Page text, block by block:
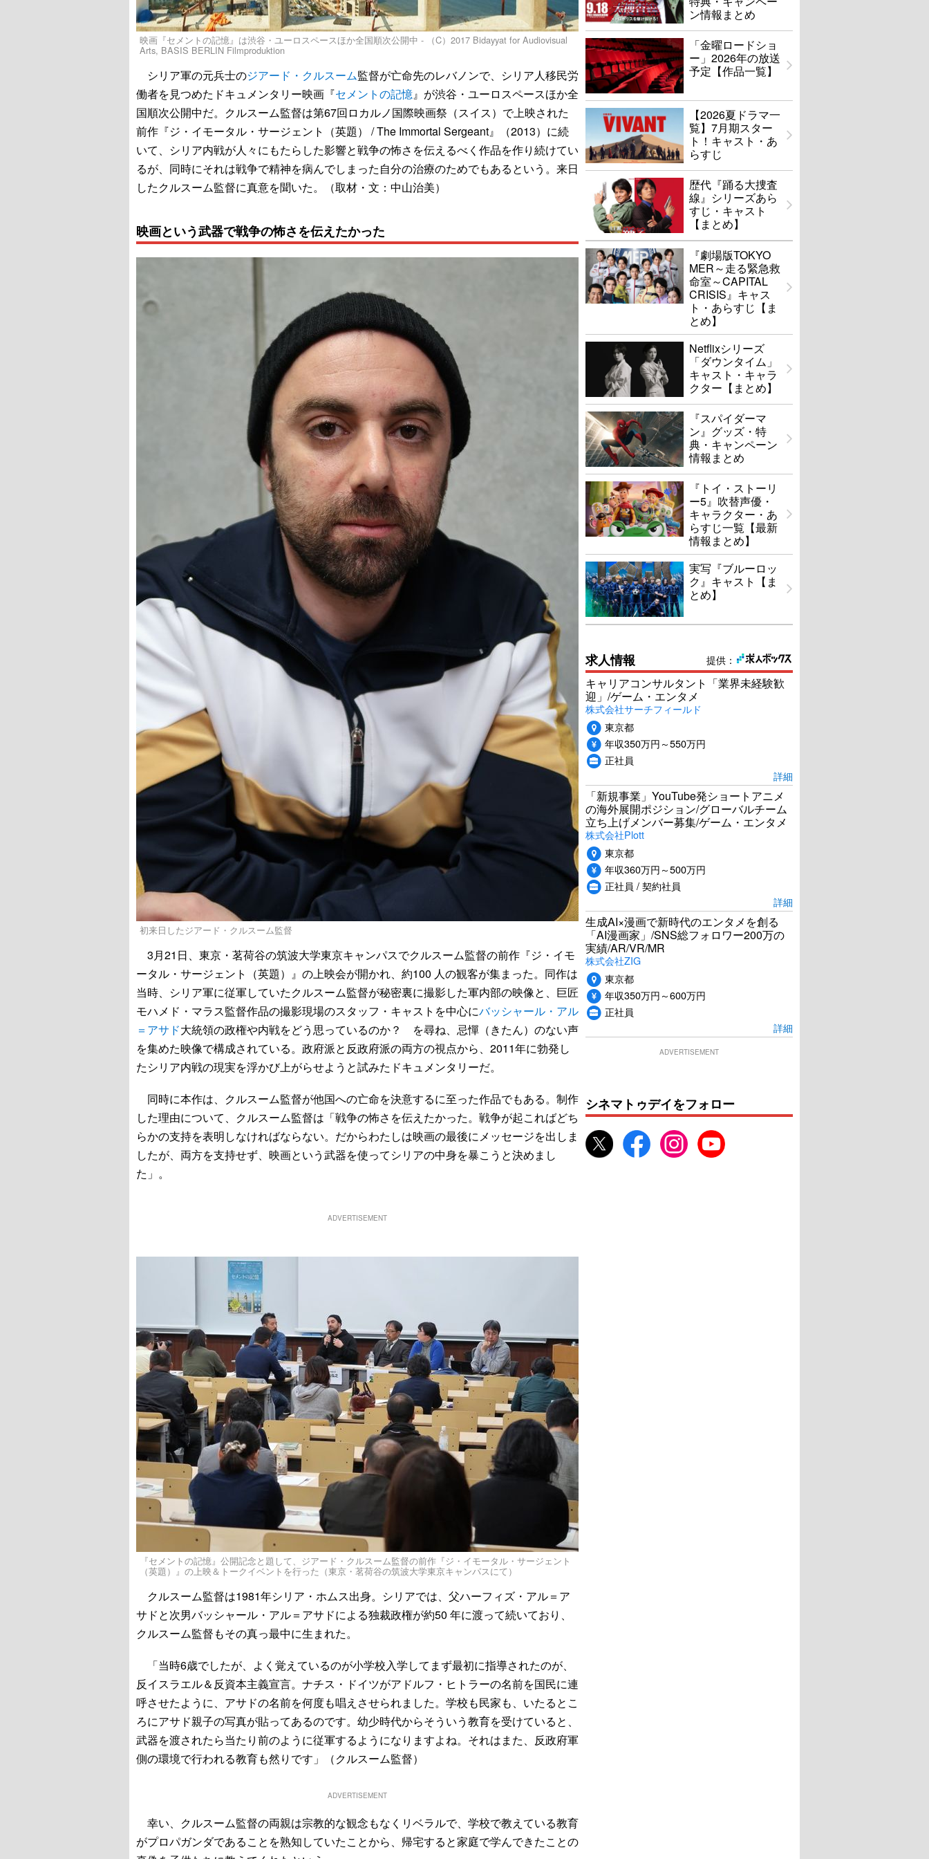
映画『セメントの記憶』は渋谷・ユーロスペースほか全国順次公開中 - （C）2017 Bidayyat for Audiovisual
Arts, BASIS BERLIN Filmproduktion
シリア軍の元兵士のジアード・クルスーム監督が亡命先のレバノンで、シリア人移民労
働者を見つめたドキュメンタリー映画『セメントの記憶』が渋谷・ユーロスペースほか全
国順次公開中だ。クルスーム監督は第67回ロカルノ国際映画祭（スイス）で上映された
前作『ジ・イモータル・サージェント（英題） / The Immortal Sergeant』（2013）に続
いて、シリア内戦が人々にもたらした影響と戦争の怖さを伝えるべく作品を作り続けてい
るが、同時にそれは戦争で精神を病んでしまった自分の治療のためでもあるという。来日
したクルスーム監督に真意を聞いた。（取材・文：中山治美）
映画という武器で戦争の怖さを伝えたかった
初来日したジアード・クルスーム監督
3月21日、東京・茗荷谷の筑波大学東京キャンパスでクルスーム監督の前作『ジ・イモ
ータル・サージェント（英題）』の上映会が開かれ、約100 人の観客が集まった。同作は
当時、シリア軍に従軍していたクルスーム監督が秘密裏に撮影した軍内部の映像と、巨匠
モハメド・マラス監督作品の撮影現場のスタッフ・キャストを中心にバッシャール・アル
＝アサド大統領の政権や内戦をどう思っているのか？ を尋ね、忌憚（きたん）のない声
を集めた映像で構成されている。政府派と反政府派の両方の視点から、2011年に勃発し
たシリア内戦の現実を浮かび上がらせようと試みたドキュメンタリーだ。
同時に本作は、クルスーム監督が他国への亡命を決意するに至った作品でもある。制作
した理由について、クルスーム監督は「戦争の怖さを伝えたかった。戦争が起こればどち
らかの支持を表明しなければならない。だからわたしは映画の最後にメッセージを出しま
したが、両方を支持せず、映画という武器を使ってシリアの中身を暴こうと決めまし
た」。
ADVERTISEMENT
『セメントの記憶』公開記念と題して、ジアード・クルスーム監督の前作『ジ・イモータル・サージェント
（英題）』の上映＆トークイベントを行った（東京・茗荷谷の筑波大学東京キャンパスにて）
クルスーム監督は1981年シリア・ホムス出身。シリアでは、父ハーフィズ・アル＝ア
サドと次男バッシャール・アル＝アサドによる独裁政権が約50 年に渡って続いており、
クルスーム監督もその真っ最中に生まれた。
「当時6歳でしたが、よく覚えているのが小学校入学してまず最初に指導されたのが、
反イスラエル＆反資本主義宣言。ナチス・ドイツがアドルフ・ヒトラーの名前を国民に連
呼させたように、アサドの名前を何度も唱えさせられました。学校も民家も、いたるとこ
ろにアサド親子の写真が貼ってあるのです。幼少時代からそういう教育を受けていると、
武器を渡されたら当たり前のように従軍するようになりますよね。それはまた、反政府軍
側の環境で行われる教育も然りです」（クルスーム監督）
ADVERTISEMENT
幸い、クルスーム監督の両親は宗教的な観念もなくリベラルで、学校で教えている教育
がプロパガンダであることを熟知していたことから、帰宅すると家庭で学んできたことの
ン情報まとめ
「金曜ロードショ
ー」2026年の放送
予定【作品一覧】
【2026夏ドラマ一
覧】7月期スター
ト！キャスト・あ
らすじ
歴代『踊る大捜査
線』シリーズあら
すじ・キャスト
【まとめ】
『劇場版TOKYO
MER～走る緊急救
命室～CAPITAL
CRISIS』キャス
ト・あらすじ【ま
とめ】
Netflixシリーズ
「ダウンタイム」
キャスト・キャラ
クター【まとめ】
『スパイダーマ
ン』グッズ・特
典・キャンペーン
情報まとめ
『トイ・ストーリ
ー5』吹替声優・
キャラクター・あ
らすじ一覧【最新
情報まとめ】
実写『ブルーロッ
ク』キャスト【ま
とめ】
提供：
求人情報
キャリアコンサルタント「業界未経験歓
迎」/ゲーム・エンタメ
株式会社サーチフィールド
東京都
年収350万円～550万円
正社員
詳細
「新規事業」YouTube発ショートアニメ
の海外展開ポジション/グローバルチーム
立ち上げメンバー募集/ゲーム・エンタメ
株式会社Plott
東京都
年収360万円～500万円
正社員 / 契約社員
詳細
生成AI×漫画で新時代のエンタメを創る
「AI漫画家」/SNS総フォロワー200万の
実績/AR/VR/MR
株式会社ZIG
東京都
年収350万円～600万円
正社員
詳細
ADVERTISEMENT
シネマトゥデイをフォロー